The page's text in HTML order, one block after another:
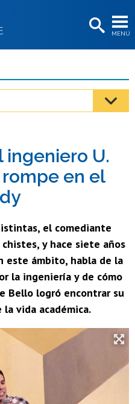
MENÚ
os
os
ingeniero U.
en el
el comediante
y hace siete años
este ámbito, habla de la
la ingeniería y de cómo
Bello logró encontrar su
vida académica.